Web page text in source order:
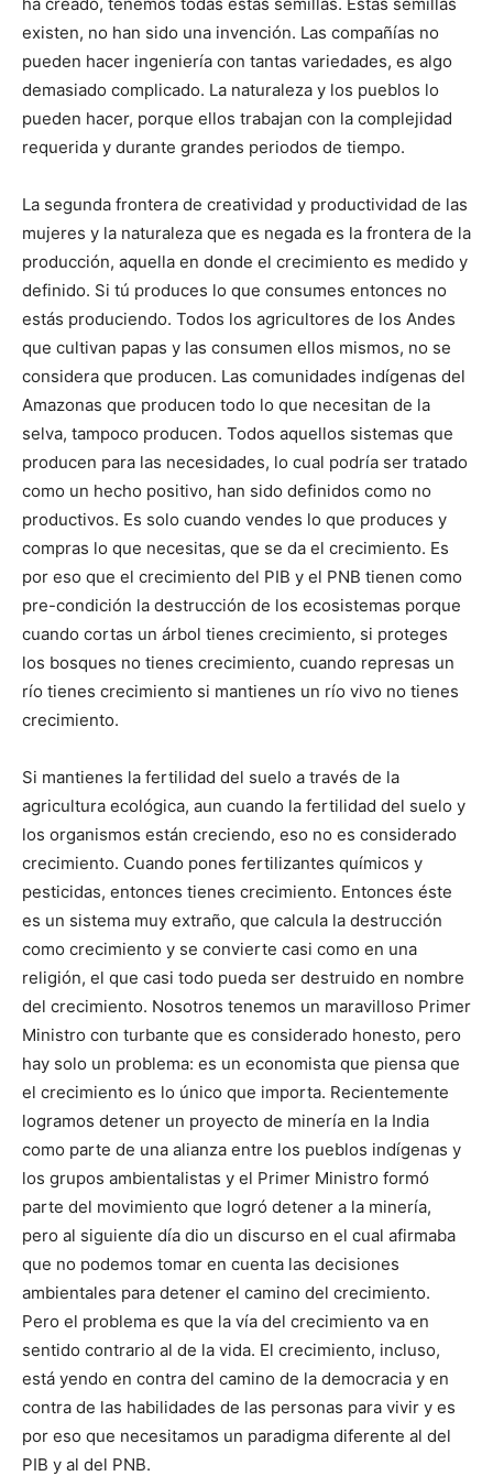
existen, no han sido una invención. Las compañías no
pueden hacer ingeniería con tantas variedades, es algo
demasiado complicado. La naturaleza y los pueblos lo
pueden hacer, porque ellos trabajan con la complejidad
requerida y durante grandes periodos de tiempo.
La segunda frontera de creatividad y productividad de las
mujeres y la naturaleza que es negada es la frontera de la
producción, aquella en donde el crecimiento es medido y
definido. Si tú produces lo que consumes entonces no
estás produciendo. Todos los agricultores de los Andes
que cultivan papas y las consumen ellos mismos, no se
considera que producen. Las comunidades indígenas del
Amazonas que producen todo lo que necesitan de la
selva, tampoco producen. Todos aquellos sistemas que
producen para las necesidades, lo cual podría ser tratado
como un hecho positivo, han sido definidos como no
productivos. Es solo cuando vendes lo que produces y
compras lo que necesitas, que se da el crecimiento. Es
por eso que el crecimiento del PIB y el PNB tienen como
pre-condición la destrucción de los ecosistemas porque
cuando cortas un árbol tienes crecimiento, si proteges
los bosques no tienes crecimiento, cuando represas un
río tienes crecimiento si mantienes un río vivo no tienes
crecimiento.
Si mantienes la fertilidad del suelo a través de la
agricultura ecológica, aun cuando la fertilidad del suelo y
los organismos están creciendo, eso no es considerado
crecimiento. Cuando pones fertilizantes químicos y
pesticidas, entonces tienes crecimiento. Entonces éste
es un sistema muy extraño, que calcula la destrucción
como crecimiento y se convierte casi como en una
religión, el que casi todo pueda ser destruido en nombre
del crecimiento. Nosotros tenemos un maravilloso Primer
Ministro con turbante que es considerado honesto, pero
hay solo un problema: es un economista que piensa que
el crecimiento es lo único que importa. Recientemente
logramos detener un proyecto de minería en la India
como parte de una alianza entre los pueblos indígenas y
los grupos ambientalistas y el Primer Ministro formó
parte del movimiento que logró detener a la minería,
pero al siguiente día dio un discurso en el cual afirmaba
que no podemos tomar en cuenta las decisiones
ambientales para detener el camino del crecimiento.
Pero el problema es que la vía del crecimiento va en
sentido contrario al de la vida. El crecimiento, incluso,
está yendo en contra del camino de la democracia y en
contra de las habilidades de las personas para vivir y es
por eso que necesitamos un paradigma diferente al del
PIB y al del PNB.